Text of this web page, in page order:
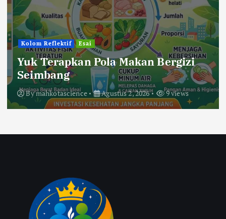
Berita Pendidikan
Bercanda Kok Bikin Sedih?
Kelompok KKP 194 UIN Mataram di
Desa Sigar Penjalin Menggaungkan
Suara Anti-Bullying dari SDN 5
Sigar Penjalin
Bymahkotascience Agustus 2, 2026 28 views